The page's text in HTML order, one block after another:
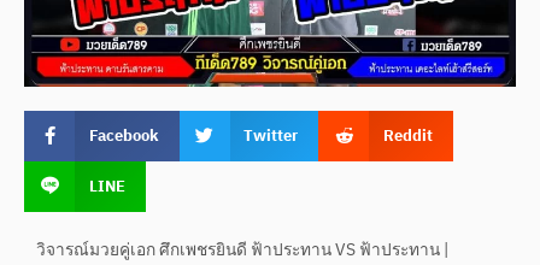
Facebook Twitter
Reddit
LINE
วิจารณ์มวยคู่เอก ศึกเพชรยินดี ฟ้าประทาน VS ฟ้าประทาน |